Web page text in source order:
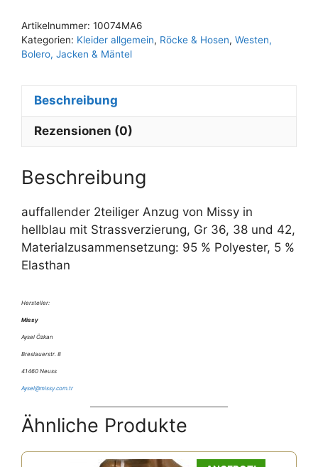
u
42
Menge
Artikelnummer: 10074MA6
Kategorien: Kleider allgemein, Röcke & Hosen, Westen,
Bolero, Jacken & Mäntel
Beschreibung
Rezensionen (0)
Beschreibung
auffallender 2teiliger Anzug von Missy in
hellblau mit Strassverzierung, Gr 36, 38 und 42,
Materialzusammensetzung: 95 % Polyester, 5 %
Elasthan
Hersteller:
Missy
Aysel Özkan
Breslauerstr. 8
41460 Neuss
Aysel@missy.com.tr
Ähnliche Produkte